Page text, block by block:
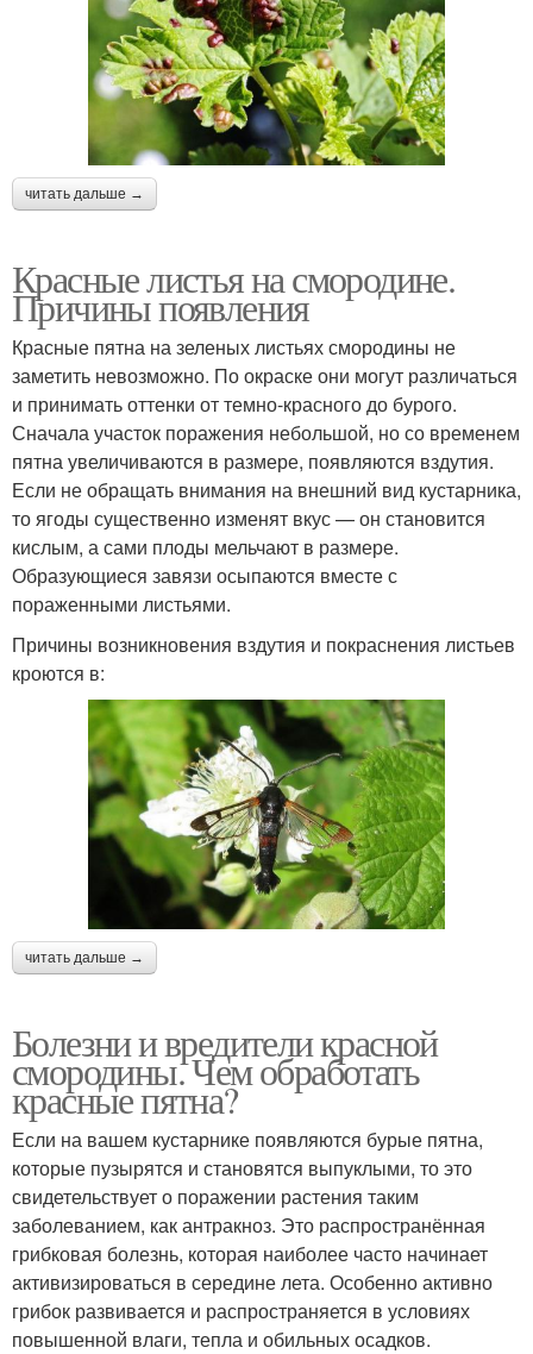
читать дальше →
Красные листья на смородине.
Причины появления
Красные пятна на зеленых листьях смородины не
заметить невозможно. По окраске они могут различаться
и принимать оттенки от темно-красного до бурого.
Сначала участок поражения небольшой, но со временем
пятна увеличиваются в размере, появляются вздутия.
Если не обращать внимания на внешний вид кустарника,
то ягоды существенно изменят вкус — он становится
кислым, а сами плоды мельчают в размере.
Образующиеся завязи осыпаются вместе с
пораженными листьями.
Причины возникновения вздутия и покраснения листьев
кроются в:
читать дальше →
Болезни и вредители красной
смородины. Чем обработать
красные пятна?
Если на вашем кустарнике появляются бурые пятна,
которые пузырятся и становятся выпуклыми, то это
свидетельствует о поражении растения таким
заболеванием, как антракноз. Это распространённая
грибковая болезнь, которая наиболее часто начинает
активизироваться в середине лета. Особенно активно
грибок развивается и распространяется в условиях
повышенной влаги, тепла и обильных осадков.